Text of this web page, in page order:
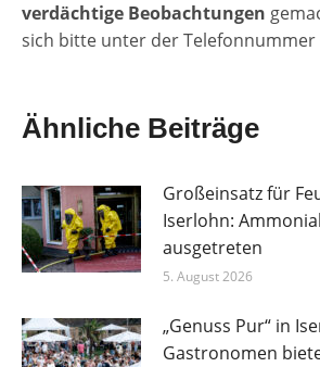
verdächtige Beobachtungen
sich bitte unter der Telefonnummer
Ähnliche Beiträge
Großeinsatz für
Iserlohn:
ausgetreten
5. August 2026
„Genuss Pur“ in
Gastronomen